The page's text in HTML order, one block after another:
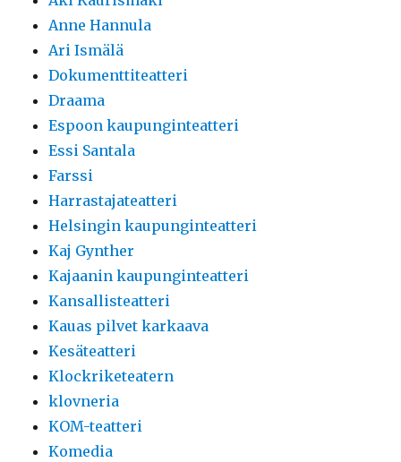
Anne Hannula
Ari Ismälä
Dokumenttiteatteri
Draama
Espoon kaupunginteatteri
Essi Santala
Farssi
Harrastajateatteri
Helsingin kaupunginteatteri
Kaj Gynther
Kajaanin kaupunginteatteri
Kansallisteatteri
Kauas pilvet karkaava
Kesäteatteri
Klockriketeatern
klovneria
KOM-teatteri
Komedia